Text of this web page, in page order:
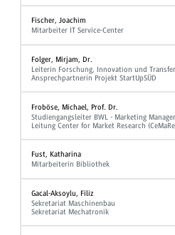
Fischer, Joachim
Mitarbeiter IT Service-Center
Folger, Mirjam, Dr.
Leiterin Forschung, Innovation und Transfer
Ansprechpartnerin Projekt StartUpSÜD
Froböse, Michael, Prof. Dr.
Studiengangsleiter BWL - Marketing
Leitung Center for Market Research
Fust, Katharina
Mitarbeiterin Bibliothek
Gacal-Aksoylu, Filiz
Sekretariat Maschinenbau
Sekretariat Mechatronik